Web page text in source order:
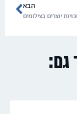
הבא
יוצרים בצילומים
גם: